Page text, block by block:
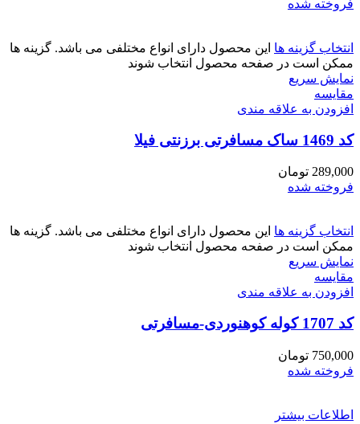
فروخته شده
انتخاب گزینه ها این محصول دارای انواع مختلفی می باشد. گزینه ها
ممکن است در صفحه محصول انتخاب شوند
نمایش سریع
مقايسه
افزودن به علاقه مندی
کد 1469 ساک مسافرتی برزنتی فیلا
289,000 تومان
فروخته شده
انتخاب گزینه ها این محصول دارای انواع مختلفی می باشد. گزینه ها
ممکن است در صفحه محصول انتخاب شوند
نمایش سریع
مقايسه
افزودن به علاقه مندی
کد 1707 کوله کوهنوردی-مسافرتی
750,000 تومان
فروخته شده
اطلاعات بیشتر